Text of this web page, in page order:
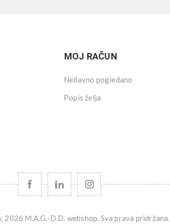
MOJ RAČUN
Nedavno pogledano
Popis želja
2026 M.A.G.-D.D. webshop. Sva prava pridržana.